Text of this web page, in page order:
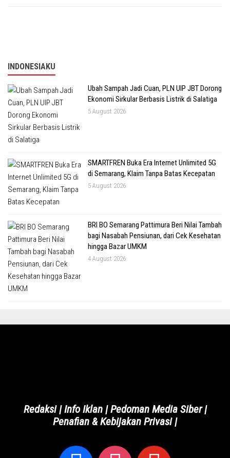
INDONESIAKU
Ubah Sampah Jadi Cuan, PLN UIP JBT Dorong
Ekonomi Sirkular Berbasis Listrik di Salatiga
5 August 2026
SMARTFREN Buka Era Internet Unlimited 5G
di Semarang, Klaim Tanpa Batas Kecepatan
5 August 2026
BRI BO Semarang Pattimura Beri Nilai Tambah
bagi Nasabah Pensiunan, dari Cek Kesehatan
hingga Bazar UMKM
4 August 2026
Redaksi|Info Iklan|Pedoman Media Siber|
Penafian & Kebijakan Privasi|